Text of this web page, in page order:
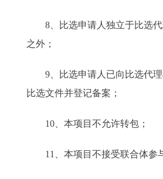
8、比选申请人独立于比选代
之外；
9、比选申请人已向比选代理
比选文件并登记备案；
10、本项目不允许转包；
11、本项目不接受联合体参